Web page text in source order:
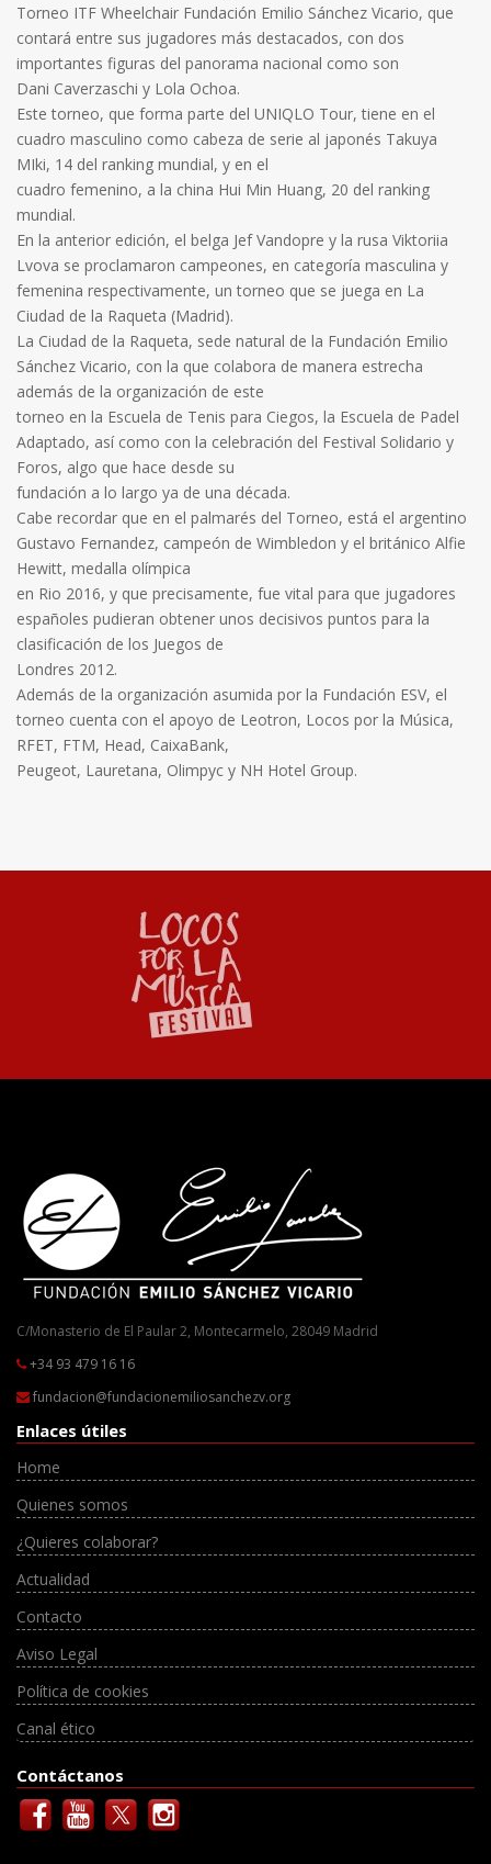
Torneo ITF Wheelchair Fundación Emilio Sánchez Vicario, que
contará entre sus jugadores más destacados, con dos
importantes figuras del panorama nacional como son
Dani Caverzaschi y Lola Ochoa.
Este torneo, que forma parte del UNIQLO Tour, tiene en el
cuadro masculino como cabeza de serie al japonés Takuya
MIki, 14 del ranking mundial, y en el
cuadro femenino, a la china Hui Min Huang, 20 del ranking
mundial.
En la anterior edición, el belga Jef Vandopre y la rusa Viktoriia
Lvova se proclamaron campeones, en categoría masculina y
femenina respectivamente, un torneo que se juega en La
Ciudad de la Raqueta (Madrid).
La Ciudad de la Raqueta, sede natural de la Fundación Emilio
Sánchez Vicario, con la que colabora de manera estrecha
además de la organización de este
torneo en la Escuela de Tenis para Ciegos, la Escuela de Padel
Adaptado, así como con la celebración del Festival Solidario y
Foros, algo que hace desde su
fundación a lo largo ya de una década.
Cabe recordar que en el palmarés del Torneo, está el argentino
Gustavo Fernandez, campeón de Wimbledon y el británico Alfie
Hewitt, medalla olímpica
en Rio 2016, y que precisamente, fue vital para que jugadores
españoles pudieran obtener unos decisivos puntos para la
clasificación de los Juegos de
Londres 2012.
Además de la organización asumida por la Fundación ESV, el
torneo cuenta con el apoyo de Leotron, Locos por la Música,
RFET, FTM, Head, CaixaBank,
Peugeot, Lauretana, Olimpyc y NH Hotel Group.
C/Monasterio de El Paular 2, Montecarmelo, 28049 Madrid
+34 93 479 16 16
fundacion@fundacionemiliosanchezv.org
Enlaces útiles
Home
Quienes somos
¿Quieres colaborar?
Actualidad
Contacto
Aviso Legal
Política de cookies
Canal ético
Contáctanos